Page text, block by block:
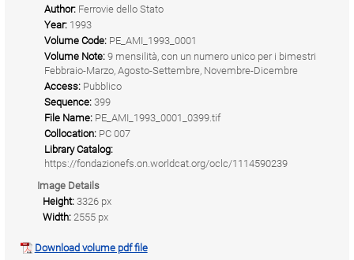
Author: Ferrovie dello Stato
Year: 1993
Volume Code: PE_AMI_1993_0001
Volume Note: 9 mensilità, con un numero unico per i bimestri
Febbraio-Marzo, Agosto-Settembre, Novembre-Dicembre
Access: Pubblico
Sequence: 399
File Name: PE_AMI_1993_0001_0399.tif
Collocation: PC 007
Library Catalog:
https://fondazionefs.on.worldcat.org/oclc/1114590239
Image Details
Height: 3326 px
Width: 2555 px
Download volume pdf file